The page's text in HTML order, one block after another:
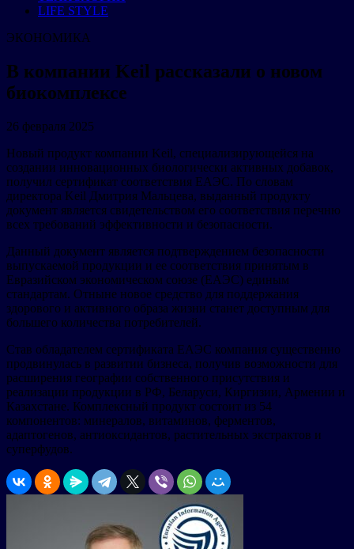
LIFE STYLE
ЭКОНОМИКА
В компании Keil рассказали о новом
биокомплексе
26 февраля 2025
Новый продукт компании Keil, специализирующейся на
создании инновационных биологически активных добавок,
получил сертификат соответствия ЕАЭС. По словам
директора Keil Дмитрия Мальцева, выданный продукту
документ является свидетельством его соответствия перечню
всех требований эффективности и безопасности.
Данный документ является подтверждением безопасности
выпускаемой продукции и ее соответствия принятым в
Евразийском экономическом союзе (ЕАЭС) единым
стандартам. Отныне новое средство для поддержания
здорового и активного образа жизни станет доступным для
большего количества потребителей.
Став обладателем сертификата ЕАЭС компания существенно
продвинулась в развитии бизнеса, получив возможности для
расширения географии собственного присутствия и
реализации продукции в РФ, Беларуси, Киргизии, Армении и
Казахстане. Комплексный продукт состоит из 54
компонентов: минералов, витаминов, ферментов,
адаптогенов, антиоксидантов, растительных экстрактов и
суперфудов.